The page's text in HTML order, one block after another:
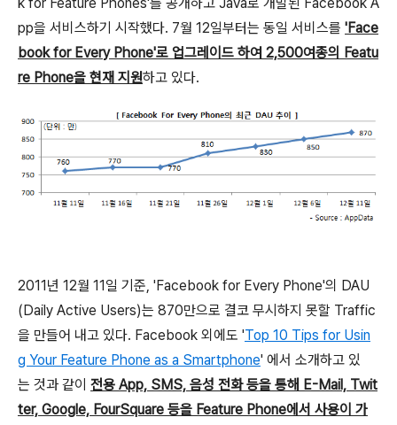
k for Feature Phones'를 공개하고 Java로 개발된 Facebook A
pp을 서비스하기 시작했다. 7월 12일부터는 동일 서비스를 'Face
book for Every Phone'로 업그레이드 하여 2,500여종의 Featu
re Phone을 현재 지원하고 있다.
2011년 12월 11일 기준, 'Facebook for Every Phone'의 DAU
(Daily Active Users)는 870만으로 결코 무시하지 못할 Traffic
을 만들어 내고 있다. Facebook 외에도 'Top 10 Tips for Usin
g Your Feature Phone as a Smartphone' 에서 소개하고 있
는 것과 같이 전용 App, SMS, 음성 전화 등을 통해 E-Mail, Twit
ter, Google, FourSquare 등을 Feature Phone에서 사용이 가